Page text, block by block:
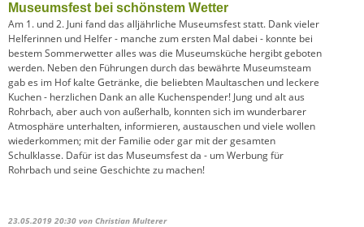
Museumsfest bei schönstem Wetter
Am 1. und 2. Juni fand das alljährliche Museumsfest statt. Dank vieler
Helferinnen und Helfer - manche zum ersten Mal dabei - konnte bei
bestem Sommerwetter alles was die Museumsküche hergibt geboten
werden. Neben den Führungen durch das bewährte Museumsteam
gab es im Hof kalte Getränke, die beliebten Maultaschen und leckere
Kuchen - herzlichen Dank an alle Kuchenspender! Jung und alt aus
Rohrbach, aber auch von außerhalb, konnten sich im wunderbarer
Atmosphäre unterhalten, informieren, austauschen und viele wollen
wiederkommen; mit der Familie oder gar mit der gesamten
Schulklasse. Dafür ist das Museumsfest da - um Werbung für
Rohrbach und seine Geschichte zu machen!
23.05.2019 20:30 von Christian Multerer